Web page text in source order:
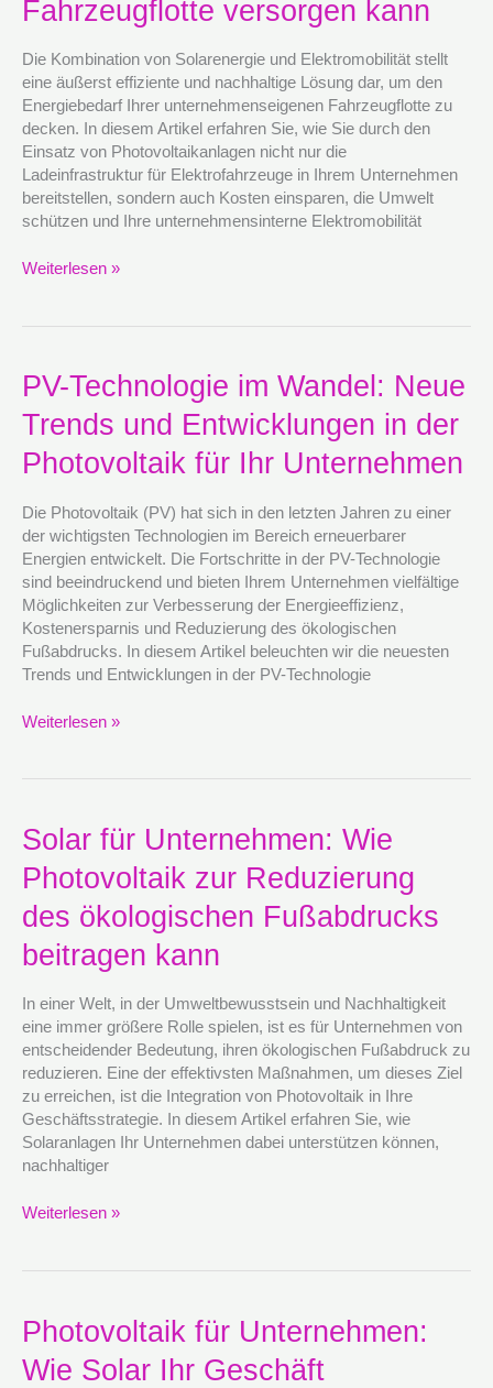
Fahrzeugflotte versorgen kann
Die Kombination von Solarenergie und Elektromobilität stellt
eine äußerst effiziente und nachhaltige Lösung dar, um den
Energiebedarf Ihrer unternehmenseigenen Fahrzeugflotte zu
decken. In diesem Artikel erfahren Sie, wie Sie durch den
Einsatz von Photovoltaikanlagen nicht nur die
Ladeinfrastruktur für Elektrofahrzeuge in Ihrem Unternehmen
bereitstellen, sondern auch Kosten einsparen, die Umwelt
schützen und Ihre unternehmensinterne Elektromobilität
die
Ladeinfrastruktur
für
Ihre
unternehmenseigene
Fahrzeugflotte
versorgen
kann
Weiterlesen »
PV-Technologie im Wandel: Neue
Trends und Entwicklungen in der
Photovoltaik für Ihr Unternehmen
Die Photovoltaik (PV) hat sich in den letzten Jahren zu einer
der wichtigsten Technologien im Bereich erneuerbarer
Energien entwickelt. Die Fortschritte in der PV-Technologie
sind beeindruckend und bieten Ihrem Unternehmen vielfältige
Möglichkeiten zur Verbesserung der Energieeffizienz,
Kostenersparnis und Reduzierung des ökologischen
Fußabdrucks. In diesem Artikel beleuchten wir die neuesten
Trends und Entwicklungen in der PV-Technologie
PV-
Technologie
Neue
und
Entwicklungen
in
der
Photovoltaik
für
Ihr
Unternehmen
Weiterlesen »
Solar für Unternehmen: Wie
Photovoltaik zur Reduzierung
des ökologischen Fußabdrucks
beitragen kann
In einer Welt, in der Umweltbewusstsein und Nachhaltigkeit
eine immer größere Rolle spielen, ist es für Unternehmen von
entscheidender Bedeutung, ihren ökologischen Fußabdruck zu
reduzieren. Eine der effektivsten Maßnahmen, um dieses Ziel
zu erreichen, ist die Integration von Photovoltaik in Ihre
Geschäftsstrategie. In diesem Artikel erfahren Sie, wie
Solaranlagen Ihr Unternehmen dabei unterstützen können,
nachhaltiger
Solar
für
Unternehmen:
Photovoltaik
zur
Reduzierung
ökologischen
Fußabdrucks
beitragen
kann
Weiterlesen »
Photovoltaik für Unternehmen:
Wie Solar Ihr Geschäft
Photovoltaik
für
Unternehmen: